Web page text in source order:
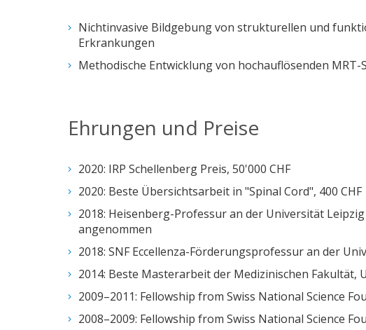
Nichtinvasive Bildgebung von strukturellen und
Erkrankungen
Methodische Entwicklung von hochauflösenden
Ehrungen und Preise
2020: IRP Schellenberg Preis, 50'000 CHF
2020: Beste Übersichtsarbeit in "Spinal Cord", 400 CHF
2018: Heisenberg-Professur an der Universität
angenommen
2018: SNF Eccellenza-Förderungsprofessur an der
2014: Beste Masterarbeit der Medizinischen Fakultät,
2009–2011: Fellowship from Swiss National Science
2008–2009: Fellowship from Swiss National Science